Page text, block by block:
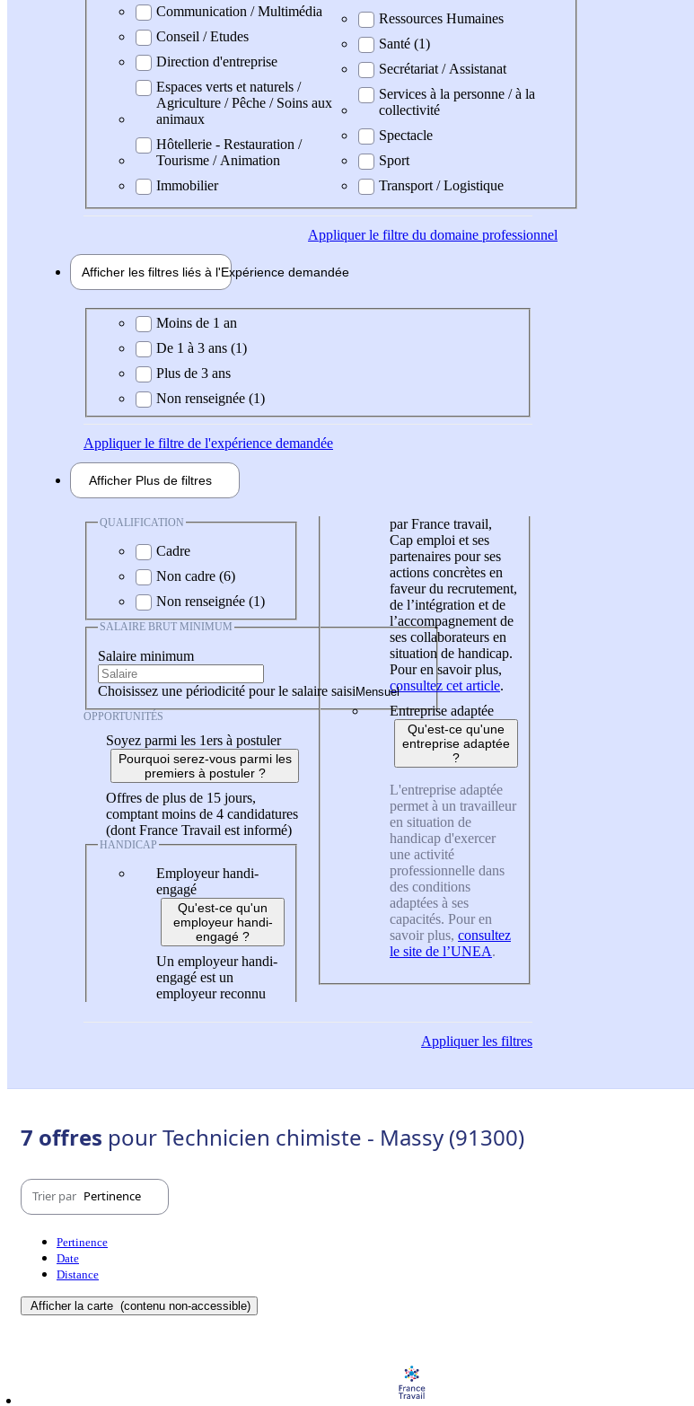
Communication / Multimédia
Conseil / Etudes
Direction d'entreprise
Espaces verts et naturels /
Agriculture / Pêche / Soins aux
animaux
Hôtellerie - Restauration /
Tourisme / Animation
Immobilier
Ressources Humaines
Santé (1)
Secrétariat / Assistanat
Services à la personne / à la
collectivité
Spectacle
Sport
Transport / Logistique
Appliquerle filtre du domaine professionnel
Afficher les filtres liés à l'Expérience demandée
Expérience demandée
Moins de 1 an
De 1 à 3 ans (1)
Plus de 3 ans
Non renseignée (1)
Appliquerle filtre de l'expérience demandée
Afficher Plus de filtres
QUALIFICATION
Cadre
Non cadre (6)
Non renseignée (1)
SALAIRE BRUT MINIMUM
Salaire minimum
Choisissez une périodicité pour le salaire saisi
OPPORTUNITÉS
Soyez parmi les 1ers à postuler
Pourquoi serez-vous parmi les
premiers à postuler ?
Offres de plus de 15 jours,
comptant moins de 4 candidatures
(dont France Travail est informé)
HANDICAP
Employeur handi-
engagé
Qu'est-ce qu'un
employeur handi-
engagé ?
Un employeur handi-
engagé est un
employeur reconnu
par France travail,
Cap emploi et ses
partenaires pour ses
actions concrètes en
faveur du recrutement,
de l’intégration et de
l’accompagnement de
ses collaborateurs en
situation de handicap.
Pour en savoir plus,
consultez cet article.
Entreprise adaptée
Qu'est-ce qu'une
entreprise adaptée
?
L'entreprise adaptée
permet à un travailleur
en situation de
handicap d'exercer
une activité
professionnelle dans
des conditions
adaptées à ses
capacités. Pour en
savoir plus, consultez
le site de l’UNEA.
Appliquerles filtres
7 offres pour Technicien chimiste - Massy (91300)
Trier par Pertinence
Pertinence
Date
Distance
Afficher la carte (contenu non-accessible)